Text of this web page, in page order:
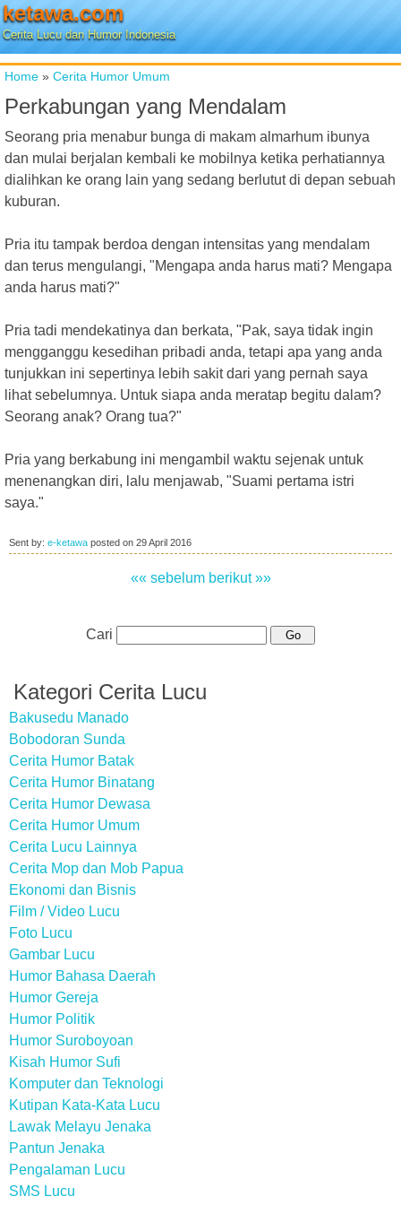
ketawa.com
Cerita Lucu dan Humor Indonesia
Home » Cerita Humor Umum
Perkabungan yang Mendalam
Seorang pria menabur bunga di makam almarhum ibunya
dan mulai berjalan kembali ke mobilnya ketika perhatiannya
dialihkan ke orang lain yang sedang berlutut di depan sebuah
kuburan.
Pria itu tampak berdoa dengan intensitas yang mendalam
dan terus mengulangi, "Mengapa anda harus mati? Mengapa
anda harus mati?"
Pria tadi mendekatinya dan berkata, "Pak, saya tidak ingin
mengganggu kesedihan pribadi anda, tetapi apa yang anda
tunjukkan ini sepertinya lebih sakit dari yang pernah saya
lihat sebelumnya. Untuk siapa anda meratap begitu dalam?
Seorang anak? Orang tua?"
Pria yang berkabung ini mengambil waktu sejenak untuk
menenangkan diri, lalu menjawab, "Suami pertama istri
saya."
Sent by: e-ketawa posted on 29 April 2016
«« sebelum berikut »»
Cari
Kategori Cerita Lucu
Bakusedu Manado
Bobodoran Sunda
Cerita Humor Batak
Cerita Humor Binatang
Cerita Humor Dewasa
Cerita Humor Umum
Cerita Lucu Lainnya
Cerita Mop dan Mob Papua
Ekonomi dan Bisnis
Film / Video Lucu
Foto Lucu
Gambar Lucu
Humor Bahasa Daerah
Humor Gereja
Humor Politik
Humor Suroboyoan
Kisah Humor Sufi
Komputer dan Teknologi
Kutipan Kata-Kata Lucu
Lawak Melayu Jenaka
Pantun Jenaka
Pengalaman Lucu
SMS Lucu